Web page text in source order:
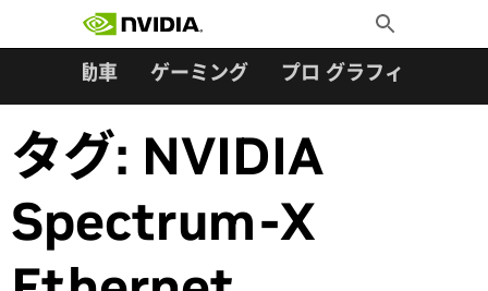
Toggle
Search
自動車 ゲーミング プロ グラフィックス
タグ: NVIDIA
Spectrum-X